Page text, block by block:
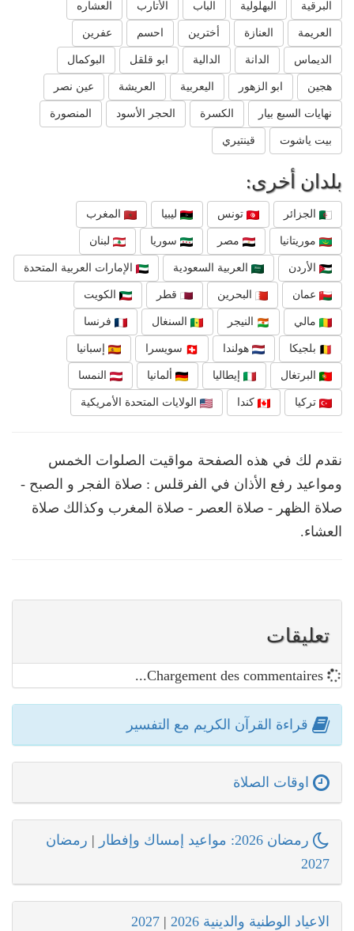
البرقية البهلولية الباب الأتارب العشاره
العريمة العنازة أخترين احسم عفرين
الديماس الدانة الدالية ابو قلقل البوكمال
هجين ابو الزهور اليعربية العريشة عين نصر
نهايات السبع بيار الكسرة الحجر الأسود المنصورة
بيت ياشوت قينتيري
بلدان أخرى:
الجزائر تونس ليبيا المغرب
موريتانيا مصر سوريا لبنان
الأردن العربية السعودية الإمارات العربية المتحدة
عمان البحرين قطر الكويت
مالي النيجر السنغال فرنسا
بلجيكا هولندا سويسرا إسبانيا
البرتغال إيطاليا ألمانيا النمسا
تركيا كندا الولايات المتحدة الأمريكية
نقدم لك في هذه الصفحة مواقيت الصلوات الخمس
ومواعيد رفع الأذان في الفرقلس : صلاة الفجر و الصبح -
صلاة الظهر - صلاة العصر - صلاة المغرب وكذالك صلاة
العشاء.
تعليقات
قراءة القرآن الكريم مع التفسير
اوقات الصلاة
رمضان 2026: مواعيد إمساك وإفطار | رمضان
2027
الاعياد الوطنية والدينية 2026 |
2027